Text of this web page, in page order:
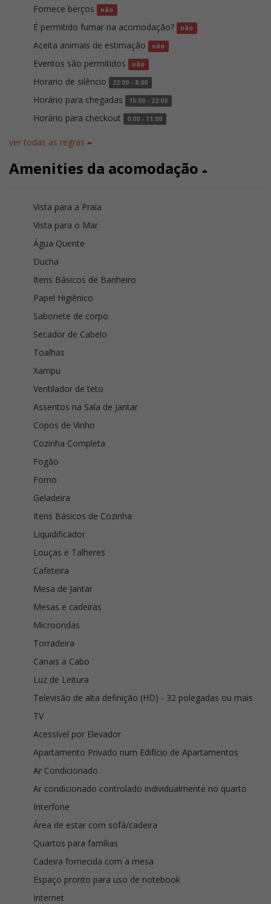
Fornece berços não
É permitido fumar na acomodação? não
Aceita animais de estimação não
Eventos são permitidos não
Horario de silêncio 22:00 - 8:00
Horário para chegadas 15:00 - 22:00
Horário para checkout 0:00 - 11:00
ver todas as regras
Amenities da acomodação
Vista para a Praia
Vista para o Mar
Água Quente
Ducha
Itens Básicos de Banheiro
Papel Higiênico
Sabonete de corpo
Secador de Cabelo
Toalhas
Xampu
Ventilador de teto
Assentos na Sala de Jantar
Copos de Vinho
Cozinha Completa
Fogão
Forno
Geladeira
Itens Básicos de Cozinha
Liquidificador
Louças e Talheres
Cafeteira
Mesa de Jantar
Mesas e cadeiras
Microondas
Torradeira
Canais a Cabo
Luz de Leitura
Televisão de alta definição (HD) - 32 polegadas ou mais
TV
Acessível por Elevador
Apartamento Privado num Edifício de Apartamentos
Ar Condicionado
Ar condicionado controlado individualmente no quarto
Interfone
Área de estar com sofá/cadeira
Quartos para famílias
Cadeira fornecida com a mesa
Espaço pronto para uso de notebook
Internet